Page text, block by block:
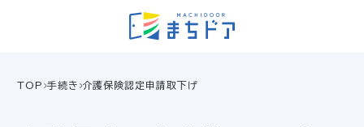
TOP 手続き 介護保険認定申請取下げ